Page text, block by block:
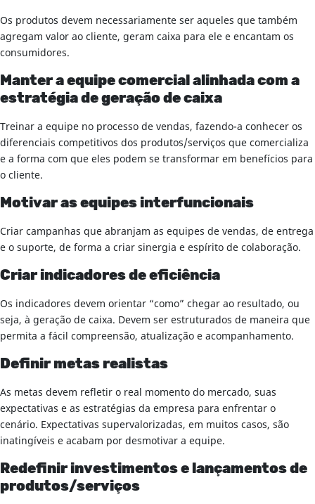
Os produtos devem necessariamente ser aqueles que também
agregam valor ao cliente, geram caixa para ele e encantam os
consumidores.
Manter a equipe comercial alinhada com a
estratégia de geração de caixa
Treinar a equipe no processo de vendas, fazendo-a conhecer os
diferenciais competitivos dos produtos/serviços que comercializa
e a forma com que eles podem se transformar em benefícios para
o cliente.
Motivar as equipes interfuncionais
Criar campanhas que abranjam as equipes de vendas, de entrega
e o suporte, de forma a criar sinergia e espírito de colaboração.
Criar indicadores de eficiência
Os indicadores devem orientar “como” chegar ao resultado, ou
seja, à geração de caixa. Devem ser estruturados de maneira que
permita a fácil compreensão, atualização e acompanhamento.
Definir metas realistas
As metas devem refletir o real momento do mercado, suas
expectativas e as estratégias da empresa para enfrentar o
cenário. Expectativas supervalorizadas, em muitos casos, são
inatingíveis e acabam por desmotivar a equipe.
Redefinir investimentos e lançamentos de
produtos/serviços